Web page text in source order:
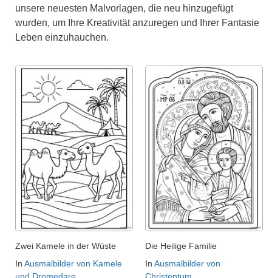
unsere neuesten Malvorlagen, die neu hinzugefügt
wurden, um Ihre Kreativität anzuregen und Ihrer Fantasie
Leben einzuhauchen.
Zwei Kamele in der Wüste
In Ausmalbilder von Kamele
Die Heilige Familie
In Ausmalbilder von